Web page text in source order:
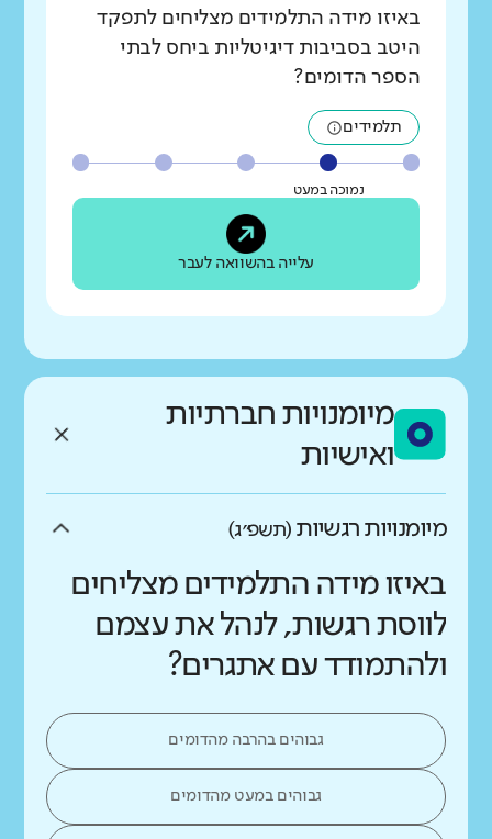
באיזו מידה התלמידים מצליחים לתפקד
היטב בסביבות דיגיטליות ביחס לבתי
הספר הדומים?
תלמידים
נמוכה במעט
עלייה בהשוואה לעבר
מיומנויות חברתיות
ואישיות
מיומנויות רגשיות (תשפ״ג)
באיזו מידה התלמידים מצליחים
לווסת רגשות, לנהל את עצמם
ולהתמודד עם אתגרים?
גבוהים בהרבה מהדומים
גבוהים במעט מהדומים